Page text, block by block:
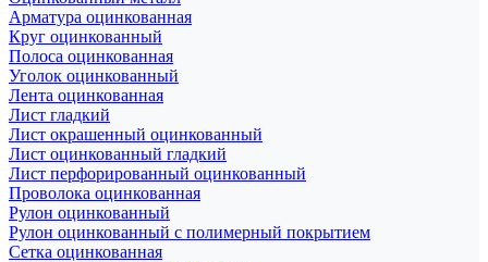
Арматура оцинкованная
Круг оцинкованный
Полоса оцинкованная
Уголок оцинкованный
Лента оцинкованная
Лист гладкий
Лист окрашенный оцинкованный
Лист оцинкованный гладкий
Лист перфорированный оцинкованный
Проволока оцинкованная
Рулон оцинкованный
Рулон оцинкованный с полимерный покрытием
Сетка оцинкованная